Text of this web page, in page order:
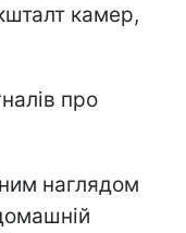
камер,
про
наглядом